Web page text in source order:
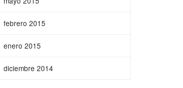
febrero 2015
enero 2015
diciembre 2014